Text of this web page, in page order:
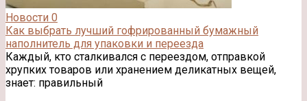
Новости 0
Как выбрать лучший гофрированный бумажный
наполнитель для упаковки и переезда
Каждый, кто сталкивался с переездом, отправкой
хрупких товаров или хранением деликатных вещей,
знает: правильный